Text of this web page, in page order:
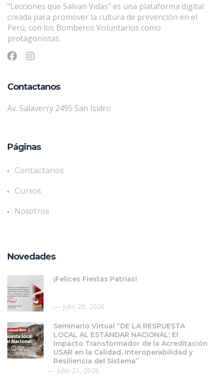
"Lecciones que Salvan Vidas" es una plataforma digital
creada para promover la cultura de prevención en el
Perú, con los Bomberos Voluntarios como
protagonistas.
Contactanos
Av. Salaverry 2495 San Isidro
Páginas
Contactanos
Cursos
Nosotros
Novedades
¡Felíces Fiestas Patrias!
julio 28, 2026
Seminario Virtual “DE LA RESPUESTA
LOCAL AL ESTÁNDAR NACIONAL: El
Impacto Transformador de la Acreditación
USAR en la Calidad, Interoperabilidad y
Resiliencia del Sistema”
julio 21, 2026